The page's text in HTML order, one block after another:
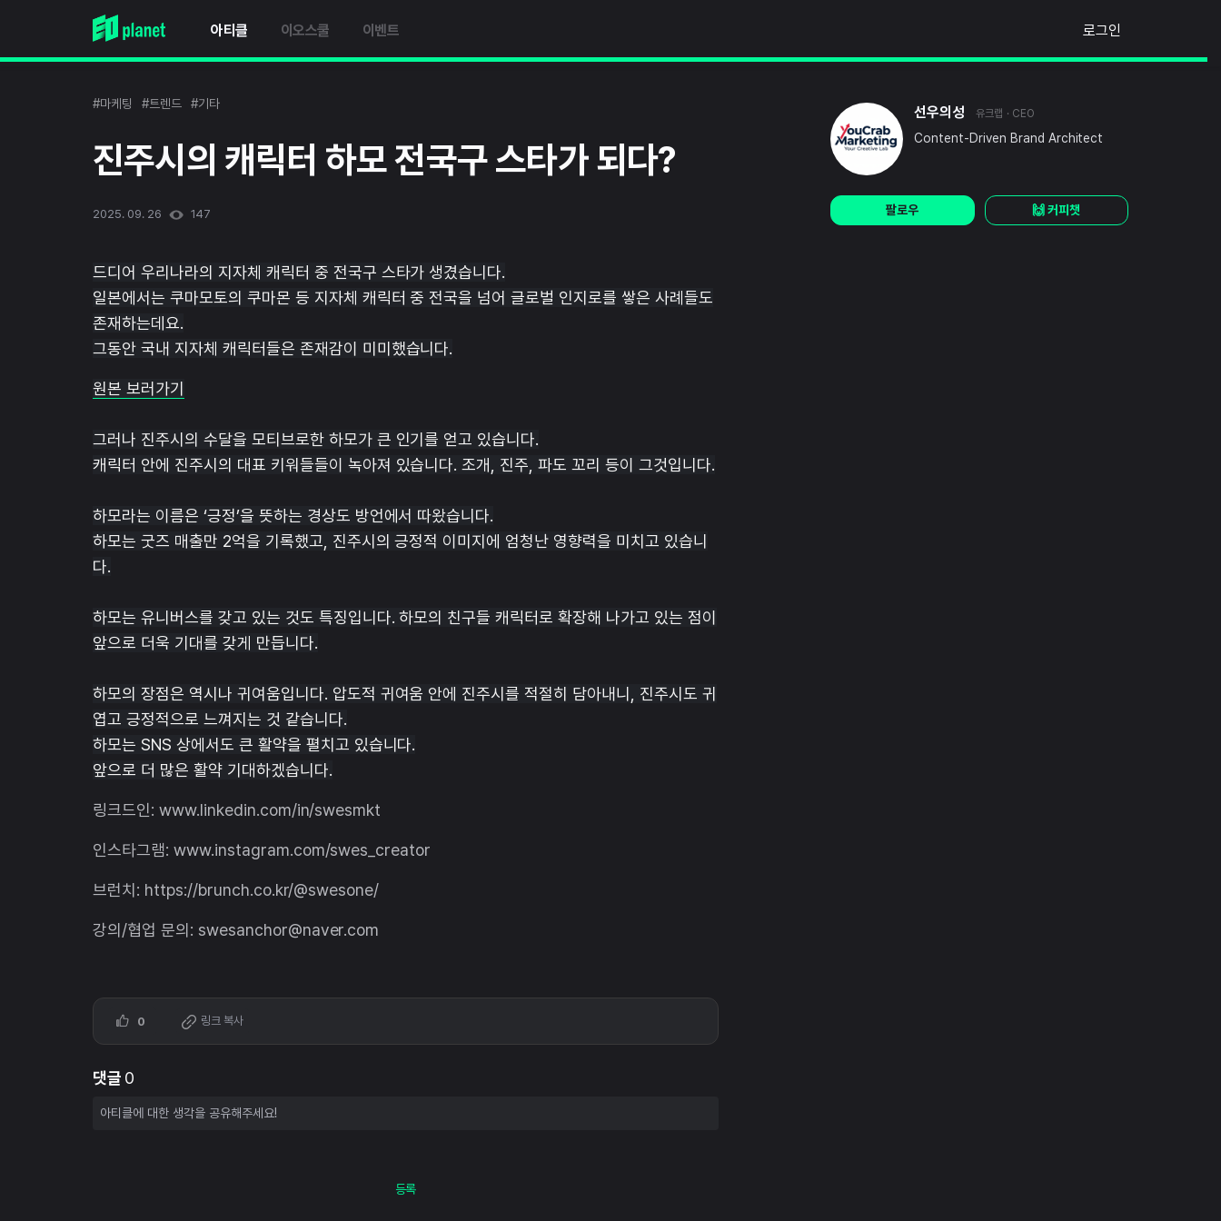
아티클 이오스쿨 이벤트 로그인
#마케팅 #트렌드 #기타
진주시의 캐릭터 하모 전국구 스타가 되다?
2025. 09. 26 147
드디어 우리나라의 지자체 캐릭터 중 전국구 스타가 생겼습니다.
일본에서는 쿠마모토의 쿠마몬 등 지자체 캐릭터 중 전국을 넘어 글로벌 인지로를 쌓은 사례들도
존재하는데요.
그동안 국내 지자체 캐릭터들은 존재감이 미미했습니다.
원본 보러가기
그러나 진주시의 수달을 모티브로한 하모가 큰 인기를 얻고 있습니다.
캐릭터 안에 진주시의 대표 키워들들이 녹아져 있습니다. 조개, 진주, 파도 꼬리 등이 그것입니다.
하모라는 이름은 ‘긍정’을 뜻하는 경상도 방언에서 따왔습니다.
하모는 굿즈 매출만 2억을 기록했고, 진주시의 긍정적 이미지에 엄청난 영향력을 미치고 있습니
다.
하모는 유니버스를 갖고 있는 것도 특징입니다. 하모의 친구들 캐릭터로 확장해 나가고 있는 점이
앞으로 더욱 기대를 갖게 만듭니다.
하모의 장점은 역시나 귀여움입니다. 압도적 귀여움 안에 진주시를 적절히 담아내니, 진주시도 귀
엽고 긍정적으로 느껴지는 것 같습니다.
하모는 SNS 상에서도 큰 활약을 펼치고 있습니다.
앞으로 더 많은 활약 기대하겠습니다.
링크드인: www.linkedin.com/in/swesmkt
인스타그램: www.instagram.com/swes_creator
브런치: https://brunch.co.kr/@swesone/
강의/협업 문의: swesanchor@naver.com
0 링크 복사
댓글 0
등록
선우의성 유크랩 · CEO
Content-Driven Brand Architect
팔로우 🙌 커피챗